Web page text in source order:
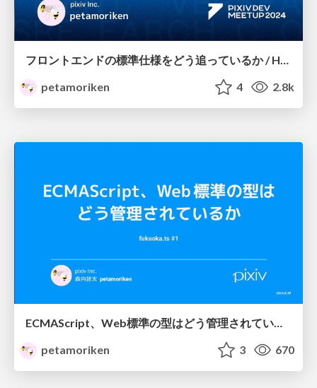
フロントエンドの標準仕様をどう追っているか / How I follow the frontend standards specs
petamoriken
4 2.8k
ECMAScript、Web標準の型はどう管理されているか / How ECMAScript and Web standards types are maintained
petamoriken
3 670